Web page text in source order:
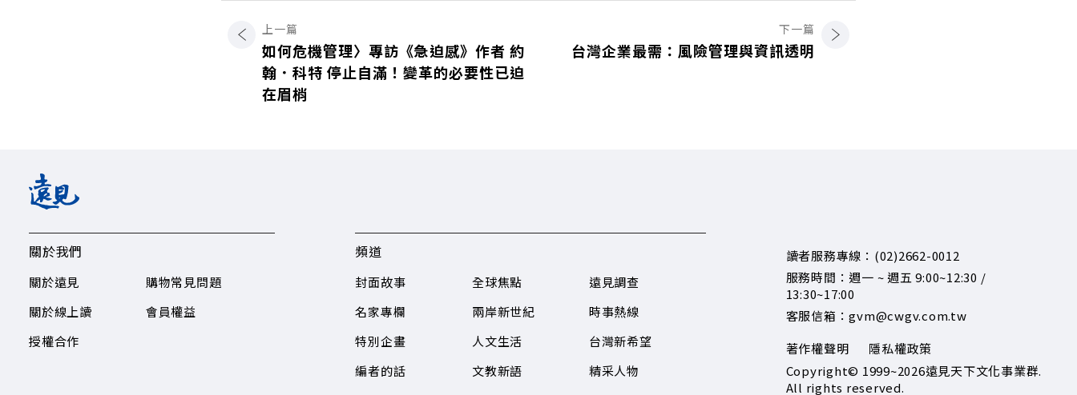
上一篇
如何危機管理〉專訪《急迫感》作者 約
翰．科特 停止自滿！變革的必要性已迫
在眉梢
下一篇
台灣企業最需：風險管理與資訊透明
關於我們
關於遠見
關於線上讀
授權合作
購物常見問題
會員權益
頻道
封面故事
名家專欄
特別企畫
編者的話
全球焦點
兩岸新世紀
人文生活
文教新語
遠見調查
時事熱線
台灣新希望
精采人物
讀者服務專線：(02)2662-0012
服務時間：週一 ~ 週五 9:00~12:30 /
13:30~17:00
客服信箱：gvm@cwgv.com.tw
著作權聲明
隱私權政策
Copyright© 1999~2026遠見天下文化事業群.
All rights reserved.